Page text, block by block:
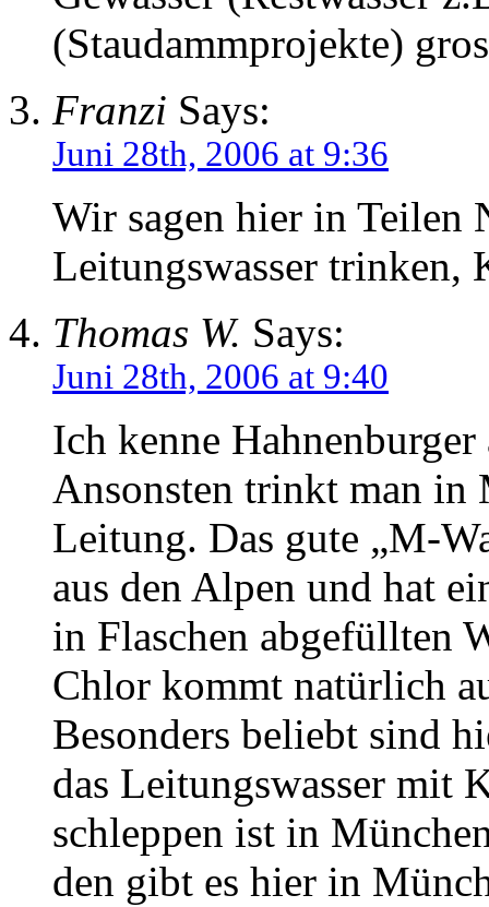
(Staudammprojekte)
Franzi Says:
Juni 28th, 2006 at 9:36
Wir sagen hier in Teilen
Leitungswasser trinken,
Thomas W. Says:
Juni 28th, 2006 at 9:40
Ich kenne
Ansonsten trinkt man in
Leitung. Das gute „M-
aus den Alpen und hat
in Flaschen abgefüllten
Chlor kommt natürlich
Besonders beliebt sind
das Leitungswasser mit
schleppen ist in
den gibt es hier in